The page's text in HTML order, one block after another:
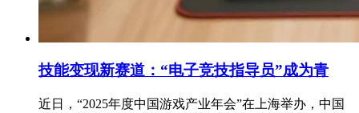
技能变现新赛道：“电子竞技指导员”成为青
近日，“2025年度中国游戏产业年会”在上海举办，中国